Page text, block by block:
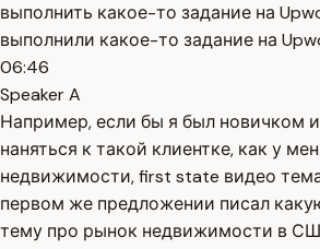
выполнить какое-то задание на
выполнили какое-то задание на
06:46
Speaker A
Например, если бы я был новичком
наняться к такой клиентке, как у
недвижимости, first state видео
первом же предложении писал
тему про рынок недвижимости в